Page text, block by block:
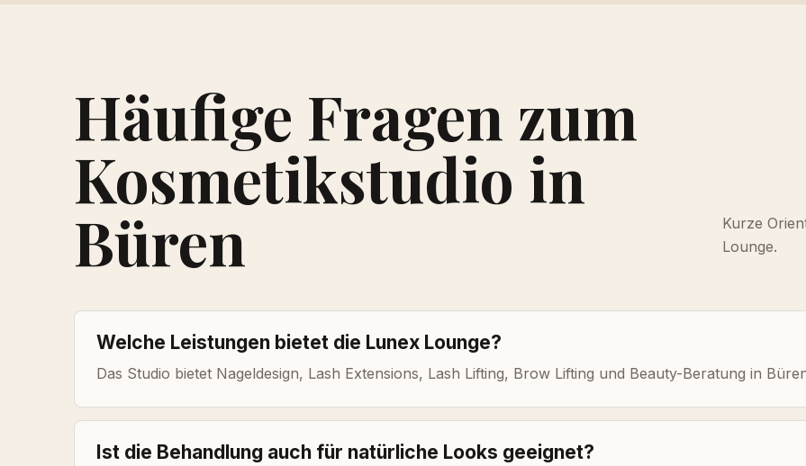
Häufige Fragen zum
Kosmetikstudio in
Büren
Kurze
Lounge.
Welche Leistungen bietet die Lunex Lounge?
Das Studio bietet Nageldesign, Lash Extensions, Lash Lifting, Brow Lifting und Beauty-Beratung in
Ist die Behandlung auch für natürliche Looks geeignet?